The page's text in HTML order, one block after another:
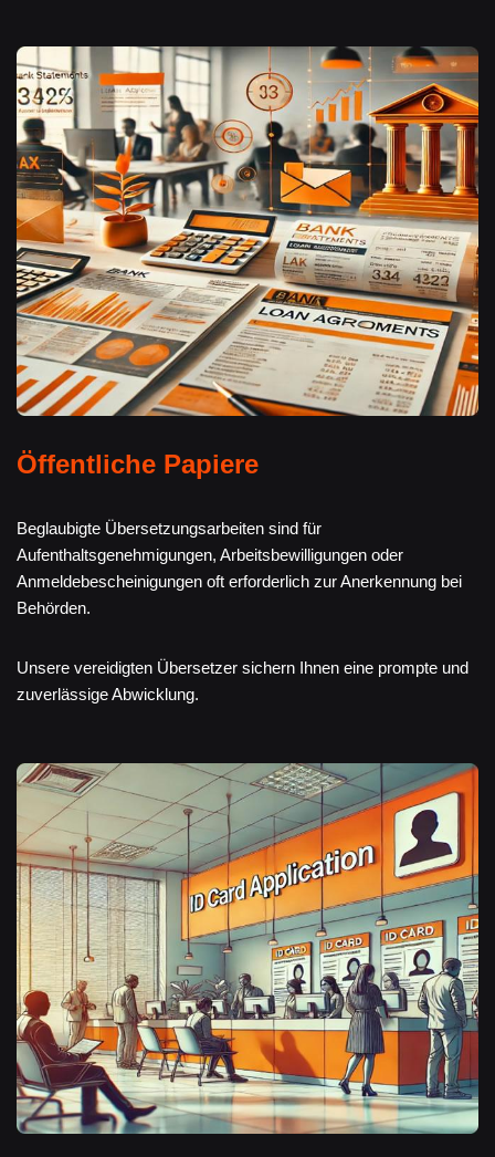
Öffentliche Papiere
Beglaubigte Übersetzungsarbeiten sind für
Aufenthaltsgenehmigungen, Arbeitsbewilligungen oder
Anmeldebescheinigungen oft erforderlich zur Anerkennung bei
Behörden.
Unsere vereidigten Übersetzer sichern Ihnen eine prompte und
zuverlässige Abwicklung.